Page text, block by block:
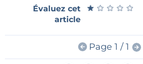
Une carte SIM est-elle
fondamentale : Qu'est-ce qu'une
Évaluez cet
article
★ ★ ★ ★ ★
★ ★ ★ ★ ★
Page 1 / 1